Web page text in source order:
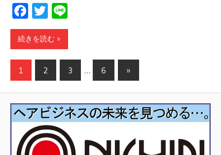
Facebook
Twitter
続きを読む
投
稿
の
ペ
ー
1 2 3 … 6
次
の
事
»